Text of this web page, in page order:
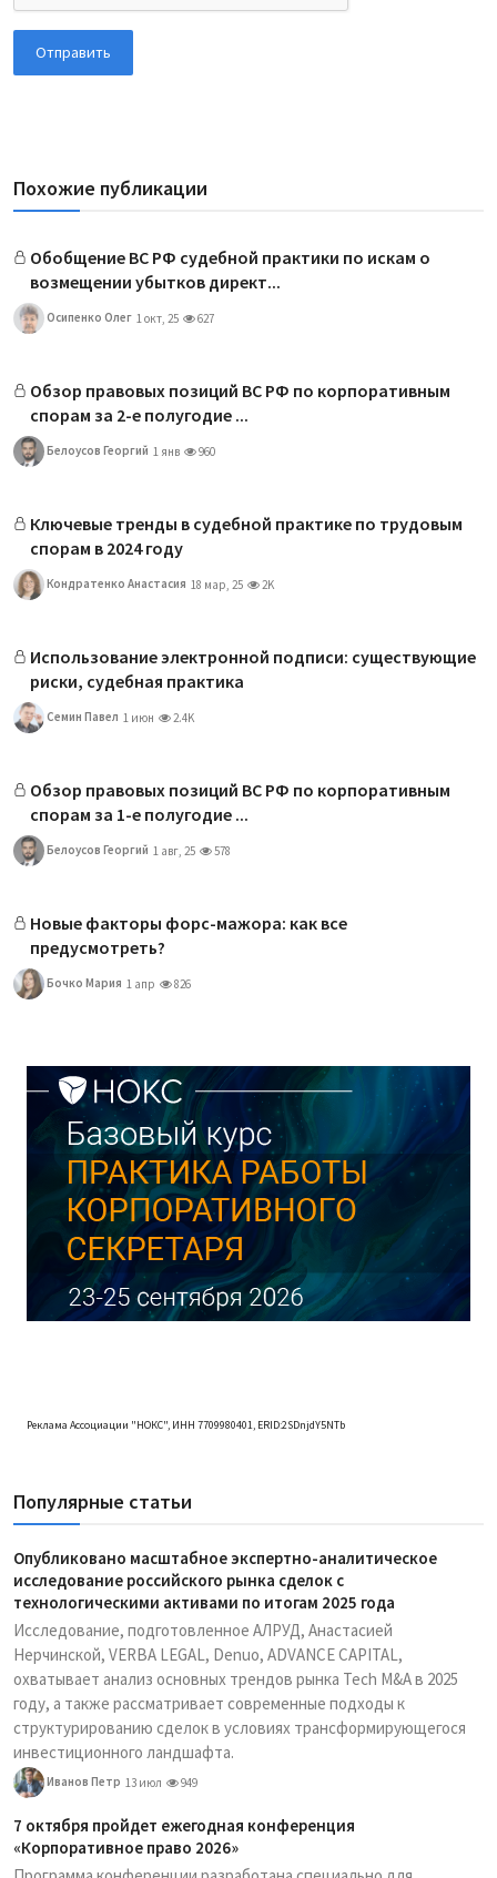
Отправить
Похожие публикации
Обобщение ВС РФ судебной практики по искам о
возмещении убытков директ...
Осипенко Олег 1 окт, 25 627
Обзор правовых позиций ВС РФ по корпоративным
спорам за 2-е полугодие ...
Белоусов Георгий 1 янв 960
Ключевые тренды в судебной практике по трудовым
спорам в 2024 году
Кондратенко Анастасия 18 мар, 25 2K
Использование электронной подписи: существующие
риски, судебная практика
Семин Павел 1 июн 2.4K
Обзор правовых позиций ВС РФ по корпоративным
спорам за 1-е полугодие ...
Белоусов Георгий 1 авг, 25 578
Новые факторы форс-мажора: как все
предусмотреть?
Бочко Мария 1 апр 826
Реклама Ассоциации "НОКС", ИНН 7709980401, ERID:2SDnjdY5NTb
Популярные статьи
Опубликовано масштабное экспертно-аналитическое
исследование российского рынка сделок с
технологическими активами по итогам 2025 года
Исследование, подготовленное АЛРУД, Анастасией
Нерчинской, VERBA LEGAL, Denuo, ADVANCE CAPITAL,
охватывает анализ основных трендов рынка Tech M&A в 2025
году, а также рассматривает современные подходы к
структурированию сделок в условиях трансформирующегося
инвестиционного ландшафта.
Иванов Петр 13 июл 949
7 октября пройдет ежегодная конференция
«Корпоративное право 2026»